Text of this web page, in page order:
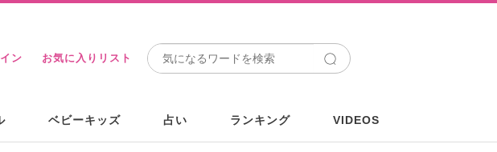
ン お気に入りリスト
ベビーキッズ 占い ランキング VIDEOS